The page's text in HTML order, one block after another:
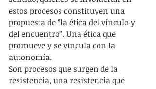
estos procesos constituyen una
propuesta de “la ética del vínculo y
del encuentro”. Una ética que
promueve y se vincula con la
autonomía.
Son procesos que surgen de la
resistencia, una resistencia que